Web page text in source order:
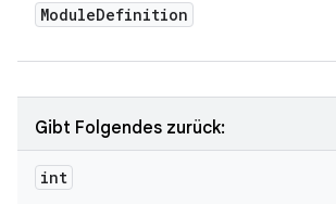
ModuleDefinition
Gibt Folgendes zurück:
int